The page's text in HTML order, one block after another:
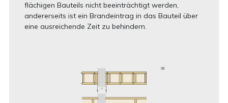
flächigen Bauteils nicht beeinträchtigt werden,
andererseits ist ein Brandeintrag in das Bauteil über
eine ausreichende Zeit zu behindern.